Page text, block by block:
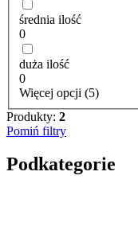
średnia ilość
0
duża ilość
0
Więcej opcji (5)
Produkty: 2
Pomiń filtry
Podkategorie